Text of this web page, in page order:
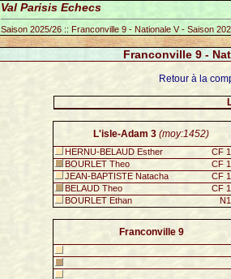
Val Parisis Echecs
Saison 2025/26 :: Franconville 9 - Nationale V - Saison
Franconville 9 -
Retour à la
L'isle-Adam 3 (moy:1452)
HERNU-BELAUD Esther CF
BOURLET Theo
CF
JEAN-BAPTISTE Natacha
CF
BELAUD Theo
CF
BOURLET Ethan
Franconville 9